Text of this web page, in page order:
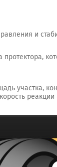
и
участка,